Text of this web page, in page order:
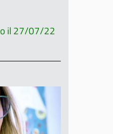
il 27/07/22